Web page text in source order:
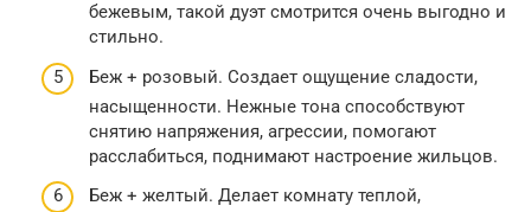
бежевым, такой дуэт смотрится очень выгодно и
стильно.
Беж + розовый. Создает ощущение сладости,
насыщенности. Нежные тона способствуют
снятию напряжения, агрессии, помогают
расслабиться, поднимают настроение жильцов.
Беж + желтый. Делает комнату теплой,